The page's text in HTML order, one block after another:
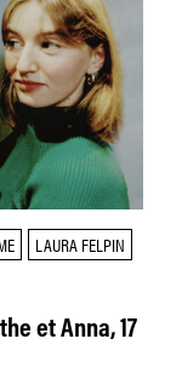
LAURA FELPIN
et Anna, 17